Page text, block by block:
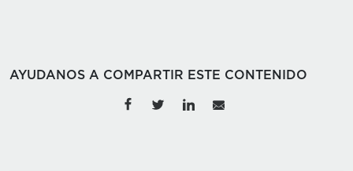
AYUDANOS A COMPARTIR ESTE CONTENIDO